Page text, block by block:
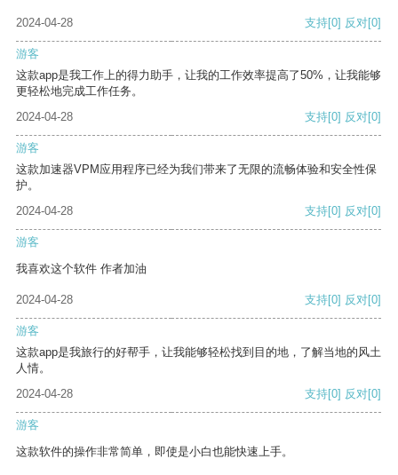
2024-04-28 支持[0] 反对[0]
游客
这款app是我工作上的得力助手，让我的工作效率提高了50%，让我能够
更轻松地完成工作任务。
2024-04-28
支持[0] 反对[0]
游客
这款加速器VPM应用程序已经为我们带来了无限的流畅体验和安全性保
护。
2024-04-28
支持[0] 反对[0]
游客
我喜欢这个软件 作者加油
2024-04-28 支持[0] 反对[0]
游客
这款app是我旅行的好帮手，让我能够轻松找到目的地，了解当地的风土
人情。
2024-04-28
支持[0] 反对[0]
游客
这款软件的操作非常简单，即使是小白也能快速上手。